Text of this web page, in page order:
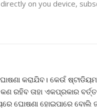
on you device,
କରାଯିବ। କେଉଁ
ରହିବ ତାହା ଏକପ୍ରକାର
ଘୋଷଣା ହୋଇପାରେ ବୋଲି